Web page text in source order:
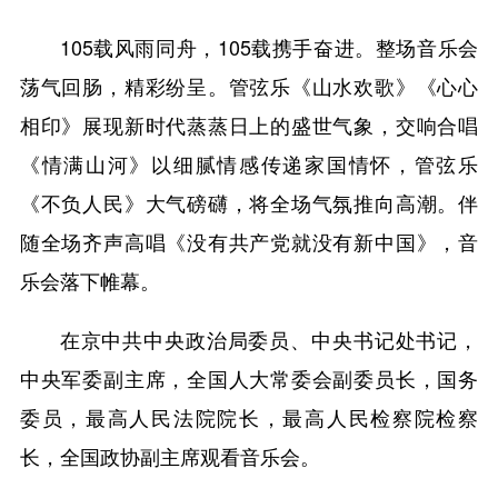
105载风雨同舟，105载携手奋进。整场音乐会
荡气回肠，精彩纷呈。管弦乐《山水欢歌》《心心
相印》展现新时代蒸蒸日上的盛世气象，交响合唱
《情满山河》以细腻情感传递家国情怀，管弦乐
《不负人民》大气磅礴，将全场气氛推向高潮。伴
随全场齐声高唱《没有共产党就没有新中国》，音
乐会落下帷幕。
在京中共中央政治局委员、中央书记处书记，
中央军委副主席，全国人大常委会副委员长，国务
委员，最高人民法院院长，最高人民检察院检察
长，全国政协副主席观看音乐会。